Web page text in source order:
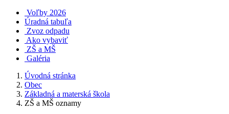
Voľby 2026
Úradná tabuľa
Zvoz odpadu
Ako vybaviť
ZŠ a MŠ
Galéria
Úvodná stránka
Obec
Základná a materská škola
ZŠ a MŠ oznamy